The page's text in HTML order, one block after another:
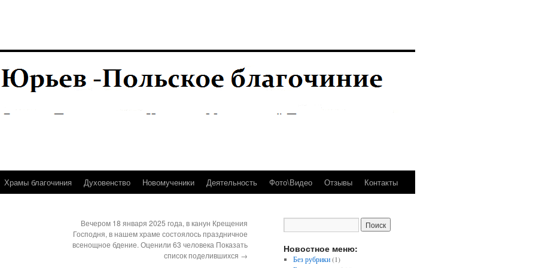
Храмы благочиния Духовенство Новомученики Деятельность Фото\Видео Отзывы Контакты
Вечером 18 января 2025 года, в канун Крещения
Господня, в нашем храме состоялось праздничное
всенощное бдение. Оценили 63 человека Показать
список поделившихся →
Новостное меню:
Без рубрики(1)